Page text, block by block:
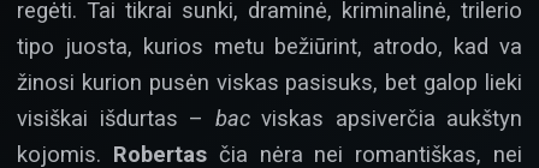
regėti. Tai tikrai sunki, draminė, kriminalinė, trilerio
tipo juosta, kurios metu bežiūrint, atrodo, kad va
žinosi kurion pusėn viskas pasisuks, bet galop lieki
visiškai išdurtas – bacviskas apsiverčia aukštyn
kojomis. Robertasčia nėra nei romantiškas, nei